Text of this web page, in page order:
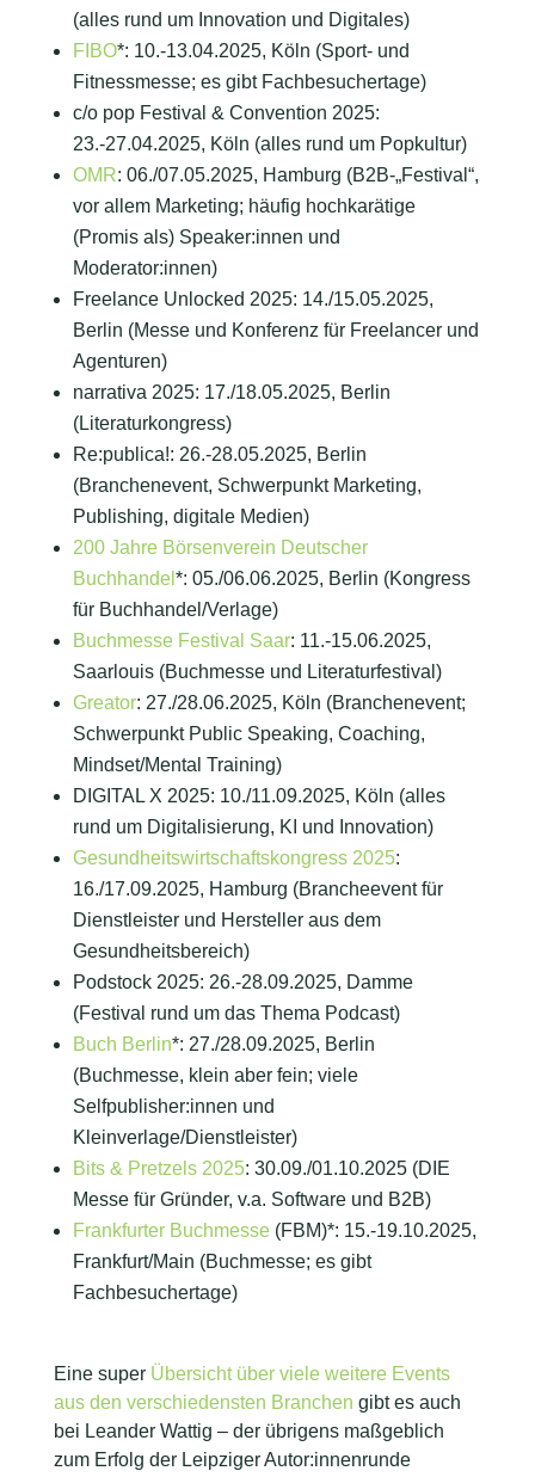
(alles rund um Innovation und Digitales)
FIBO*: 10.-13.04.2025, Köln (Sport- und
Fitnessmesse; es gibt Fachbesuchertage)
c/o pop Festival & Convention 2025:
23.-27.04.2025, Köln (alles rund um Popkultur)
OMR: 06./07.05.2025, Hamburg (B2B-„Festival“,
vor allem Marketing; häufig hochkarätige
(Promis als) Speaker:innen und
Moderator:innen)
Freelance Unlocked 2025: 14./15.05.2025,
Berlin (Messe und Konferenz für Freelancer und
Agenturen)
narrativa 2025: 17./18.05.2025, Berlin
(Literaturkongress)
Re:publica!: 26.-28.05.2025, Berlin
(Branchenevent, Schwerpunkt Marketing,
Publishing, digitale Medien)
200 Jahre Börsenverein Deutscher
Buchhandel *: 05./06.06.2025, Berlin (Kongress
für Buchhandel/Verlage)
Buchmesse Festival Saar: 11.-15.06.2025,
Saarlouis (Buchmesse und Literaturfestival)
Greator: 27./28.06.2025, Köln (Branchenevent;
Schwerpunkt Public Speaking, Coaching,
Mindset/Mental Training)
DIGITAL X 2025: 10./11.09.2025, Köln (alles
rund um Digitalisierung, KI und Innovation)
Gesundheits­wirtschafts­kongress 2025:
16./17.09.2025, Hamburg (Brancheevent für
Dienstleister und Hersteller aus dem
Gesundheitsbereich)
Podstock 2025: 26.-28.09.2025, Damme
(Festival rund um das Thema Podcast)
Buch Berlin*: 27./28.09.2025, Berlin
(Buchmesse, klein aber fein; viele
Selfpublisher:innen und
Kleinverlage/Dienstleister)
Bits & Pretzels 2025: 30.09./01.10.2025 (DIE
Messe für Gründer, v.a. Software und B2B)
Frankfurter Buchmesse(FBM)*: 15.-19.10.2025,
Frankfurt/Main (Buchmesse; es gibt
Fachbesuchertage)
Eine super Übersicht über viele weitere Events
aus den verschiedensten Branchen gibt es auch
bei Leander Wattig – der übrigens maßgeblich
zum Erfolg der Leipziger Autor:innenrunde